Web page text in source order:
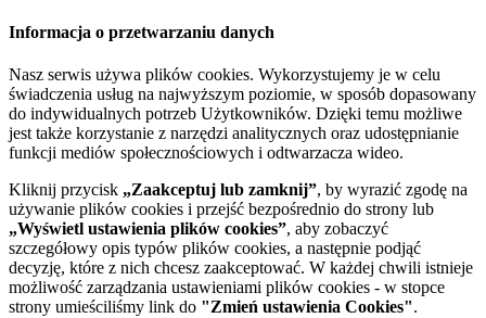
Informacja o przetwarzaniu danych
Nasz serwis używa plików cookies. Wykorzystujemy je w celu
świadczenia usług na najwyższym poziomie, w sposób dopasowany
do indywidualnych potrzeb Użytkowników. Dzięki temu możliwe
jest także korzystanie z narzędzi analitycznych oraz udostępnianie
funkcji mediów społecznościowych i odtwarzacza wideo.
Kliknij przycisk „Zaakceptuj lub zamknij”, by wyrazić zgodę na
używanie plików cookies i przejść bezpośrednio do strony lub
„Wyświetl ustawienia plików cookies”, aby zobaczyć
szczegółowy opis typów plików cookies, a następnie podjąć
decyzję, które z nich chcesz zaakceptować. W każdej chwili istnieje
możliwość zarządzania ustawieniami plików cookies - w stopce
strony umieściliśmy link do "Zmień ustawienia Cookies".